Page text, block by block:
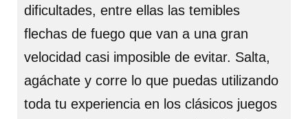
dificultades, entre ellas las temibles
flechas de fuego que van a una gran
velocidad casi imposible de evitar. Salta,
agáchate y corre lo que puedas utilizando
toda tu experiencia en los clásicos juegos